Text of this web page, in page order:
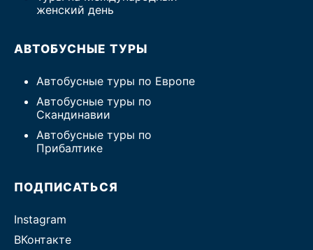
женский день
АВТОБУСНЫЕ ТУРЫ
Автобусные туры по Европе
Автобусные туры по
Скандинавии
Автобусные туры по
Прибалтике
ПОДПИСАТЬСЯ
Instagram
ВКонтакте